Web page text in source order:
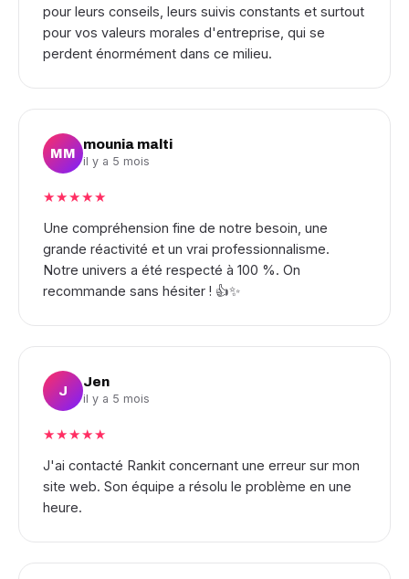
pour leurs conseils, leurs suivis constants et surtout
pour vos valeurs morales d'entreprise, qui se
perdent énormément dans ce milieu.
MM
mounia malti
il y a 5 mois
★★★★★
Une compréhension fine de notre besoin, une
grande réactivité et un vrai professionnalisme.
Notre univers a été respecté à 100 %. On
recommande sans hésiter ! 👍✨
J
Jen
il y a 5 mois
★★★★★
J'ai contacté Rankit concernant une erreur sur mon
site web. Son équipe a résolu le problème en une
heure.